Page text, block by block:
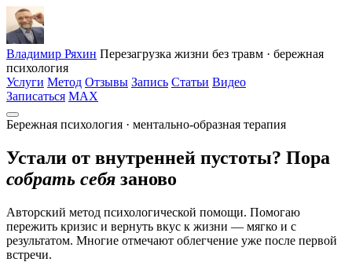
Владимир Ряхин Перезагрузка жизни без травм · бережная
психология
Услуги Метод Отзывы Запись Статьи Видео
Записаться MAX
Бережная психология · ментально-образная терапия
Устали от внутренней пустоты? Пора
собрать себя заново
Авторский метод психологической помощи. Помогаю
пережить кризис и вернуть вкус к жизни — мягко и с
результатом. Многие отмечают облегчение уже после первой
встречи.